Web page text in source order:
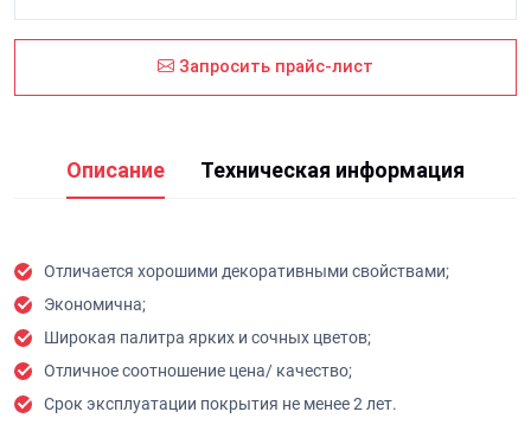
Запросить прайс-лист
Описание Техническая информация
Отличается хорошими декоративными свойствами;
Экономична;
Широкая палитра ярких и сочных цветов;
Отличное соотношение цена/ качество;
Срок эксплуатации покрытия не менее 2 лет.